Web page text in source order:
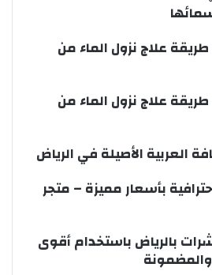
علاج نزول الماء من
علاج نزول الماء من
العربية الأصيلة في الرياض
بأسعار مميزة – متجر
بالرياض باستخدام أقوى
والمضمونة